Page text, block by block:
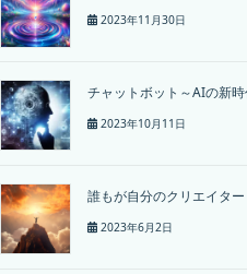
2023年11月30日
チャットボット～AIの新
2023年10月11日
誰もが自分のクリエイタ
2023年6月2日